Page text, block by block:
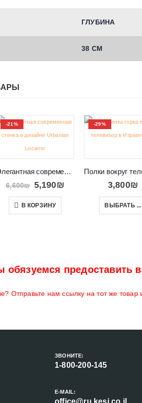
ГЛУБИНА
38 СМ
-21%
Элегантная современная в дизайне Urbanian стенка Locarno
6,600₪ 5,190₪
В КОРЗИНУ
-29%
3,800₪
ВЫБРАТЬ ...
обязуемся предоставить
Отправьте нам ссылку на тот же
ЗВОНИТЕ:
1-800-200-145
E-MAIL: